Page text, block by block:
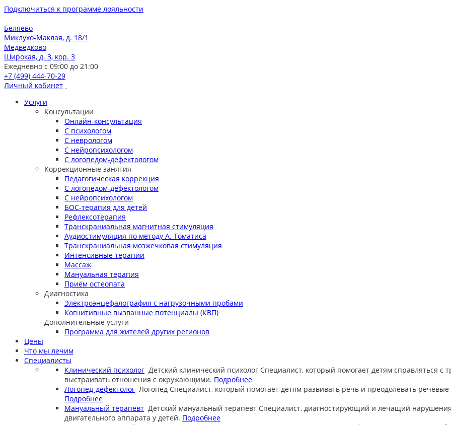
Подключиться к программе лояльности
Беляево
Миклухо-Маклая, д. 18/1
Медведково
Широкая, д. 3, кор. 3
Ежедневно с 09:00 до 21:00
+7 (499) 444-70-29
Личный кабинет
Услуги
Консультации
Онлайн-консультация
С психологом
С неврологом
С нейропсихологом
С логопедом-дефектологом
Коррекционные занятия
Педагогическая коррекция
С логопедом-дефектологом
С нейропсихологом
БОС-терапия для детей
Рефлексотерапия
Транскраниальная магнитная стимуляция
Аудиостимуляция по методу А. Томатиса
Транскраниальная мозжечковая стимуляция
Интенсивные терапии
Массаж
Мануальная терапия
Приём остеопата
Диагностика
Электроэнцефалография с нагрузочными пробами
Когнитивные вызванные потенциалы (КВП)
Дополнительные услуги
Программа для жителей других регионов
Цены
Что мы лечим
Специалисты
Клинический психолог Детский клинический психолог Специалист, который помогает детям справляться с
выстраивать отношения с окружающими. Подробнее
Логопед-дефектолог Логопед Специалист, который помогает детям развивать речь и преодолевать
Подробнее
Мануальный терапевт Детский мануальный терапевт Специалист, диагностирующий и лечащий
двигательного аппарата у детей. Подробнее